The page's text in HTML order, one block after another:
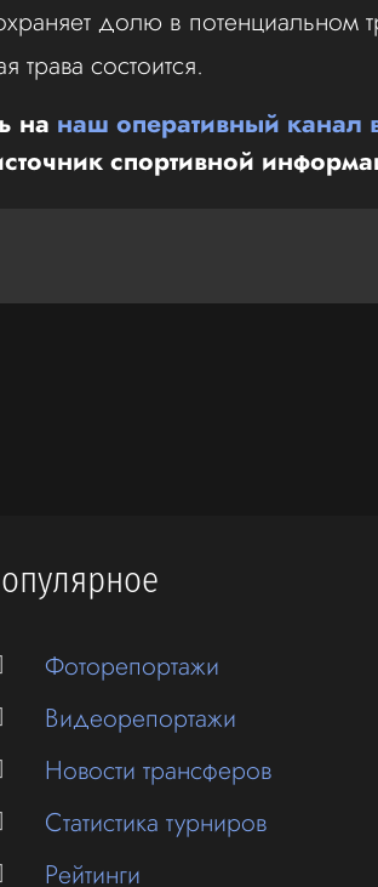
долю в потенциальном
трава состоится.
на наш оперативный канал
спортивной
Фоторепортажи
Видеорепортажи
Новости трансферов
Статистика турниров
Рейтинги